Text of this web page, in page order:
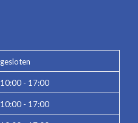
gesloten
10:00 - 17:00
10:00 - 17:00